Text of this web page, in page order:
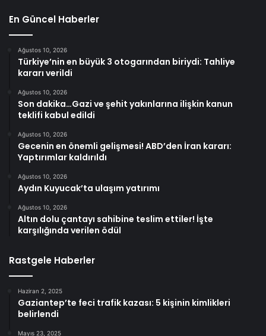
En Güncel Haberler
Ağustos 10, 2026
Türkiye’nin en büyük 3 otogarından biriydi: Tahliye
kararı verildi
Ağustos 10, 2026
Son dakika…Gazi ve şehit yakınlarına ilişkin kanun
teklifi kabul edildi
Ağustos 10, 2026
Gecenin en önemli gelişmesi! ABD’den İran kararı:
Yaptırımlar kaldırıldı
Ağustos 10, 2026
Aydın Kuyucak’ta ulaşım yatırımı
Ağustos 10, 2026
Altın dolu çantayı sahibine teslim ettiler! İşte
karşılığında verilen ödül
Rastgele Haberler
Haziran 2, 2025
Gaziantep’te feci trafik kazası: 5 kişinin kimlikleri
belirlendi
Mayıs 23, 2025